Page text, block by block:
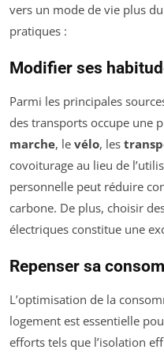
vers un mode de vie plus
pratiques :
Modifier ses
Parmi les principales
des transports occupe une
marche, le vélo, les
covoiturage au lieu de
personnelle peut réduire
carbone. De plus, choisir
électriques constitue une
Repenser sa
L’optimisation de la
logement est essentielle
efforts tels que l’isolation